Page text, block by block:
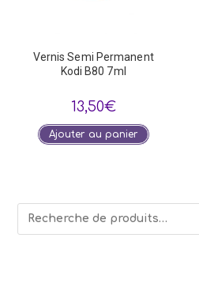
Vernis Semi Permanent
Kodi B80 7ml
13,50€
Ajouter au panier